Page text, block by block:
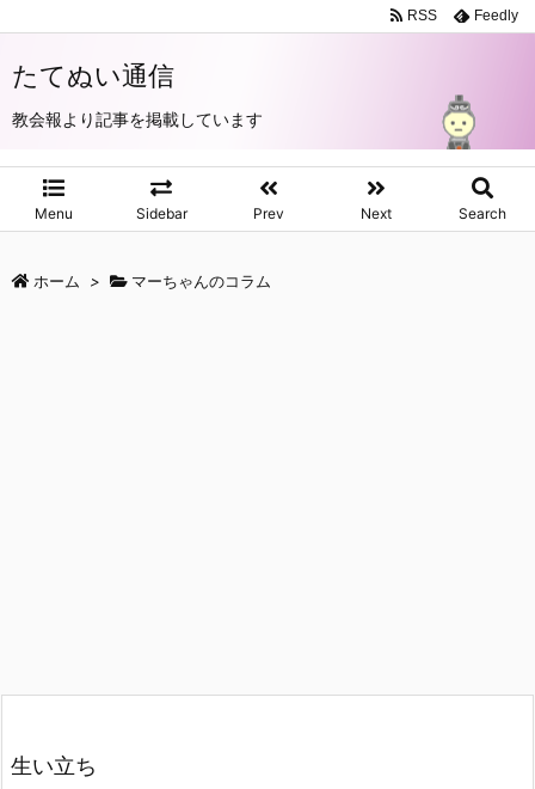
たてぬい通信
教会報より記事を掲載しています
Menu Sidebar Prev Next Search
RSS Feedly
ホーム > マーちゃんのコラム
生い立ち